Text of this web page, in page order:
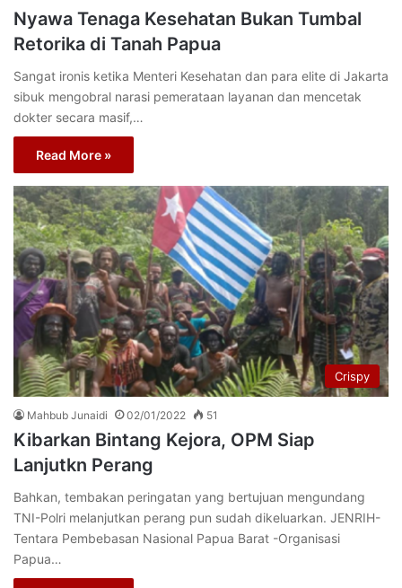
Nyawa Tenaga Kesehatan Bukan Tumbal
Retorika di Tanah Papua
Sangat ironis ketika Menteri Kesehatan dan para elite di Jakarta
sibuk mengobral narasi pemerataan layanan dan mencetak
dokter secara masif,…
Read More »
Crispy
Mahbub Junaidi 02/01/2022 51
Kibarkan Bintang Kejora, OPM Siap
Lanjutkn Perang
Bahkan, tembakan peringatan yang bertujuan mengundang
TNI-Polri melanjutkan perang pun sudah dikeluarkan. JENRIH-
Tentara Pembebasan Nasional Papua Barat -Organisasi
Papua…